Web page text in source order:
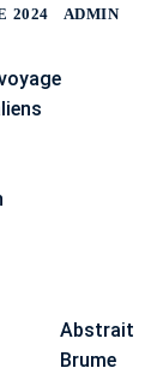
Abstrait
Brume
2024 ADMIN